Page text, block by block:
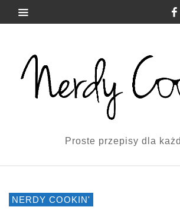
Proste przepisy dla
NERDY COOKIN'